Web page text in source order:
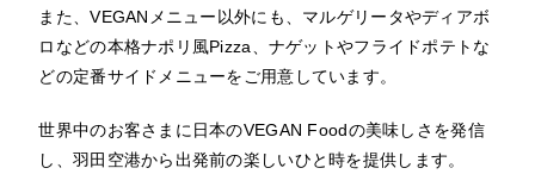
また、VEGANメニュー以外にも、マルゲリータやディアボ
ロなどの本格ナポリ風Pizza、ナゲットやフライドポテトな
どの定番サイドメニューをご用意しています。
世界中のお客さまに日本のVEGAN Foodの美味しさを発信
し、羽田空港から出発前の楽しいひと時を提供します。